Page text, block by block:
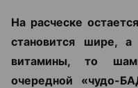
На расческе
становится шире,
витамины, то
очередной «чудо-